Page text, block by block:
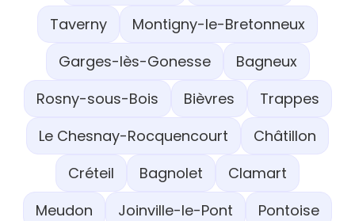
Taverny
Montigny-le-Bretonneux
Garges-lès-Gonesse
Bagneux
Rosny-sous-Bois
Bièvres
Trappes
Le Chesnay-Rocquencourt
Châtillon
Créteil
Bagnolet
Clamart
Meudon
Joinville-le-Pont
Pontoise